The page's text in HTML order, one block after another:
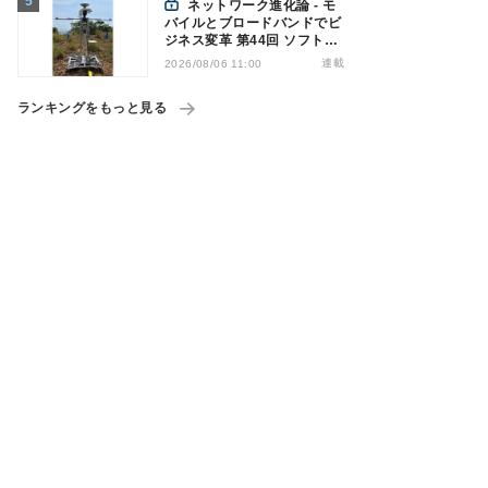
ネットワーク進化論 - モ
バイルとブロードバンドでビ
ジネス変革 第44回 ソフトバ
ンクが「HAPS」のプレ商用
2026/08/06 11:00 連載
ランキングをもっと見る